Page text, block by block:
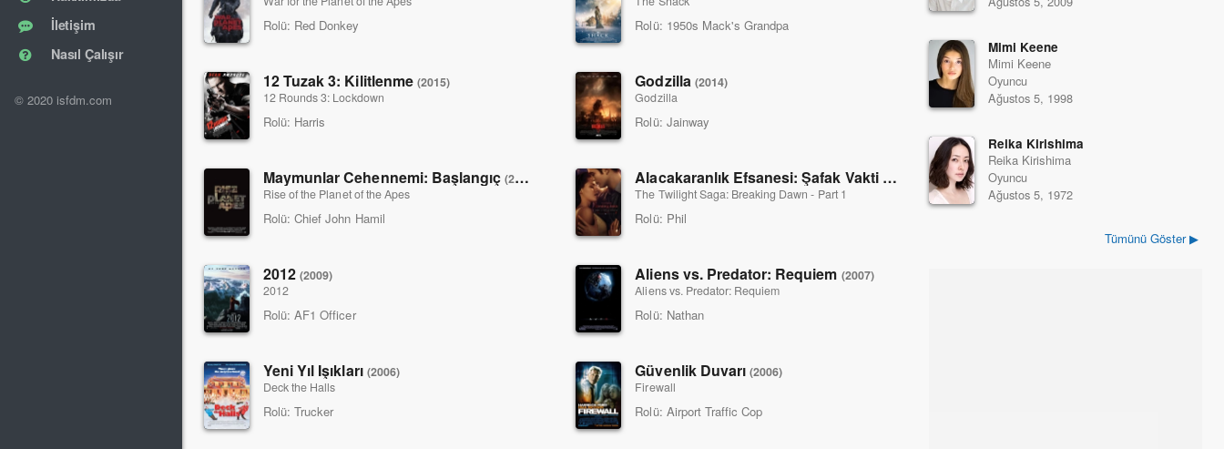
İletişim
Nasıl Çalışır
© 2020 isfdm.com
Rolü: Red Donkey Rolü: 1950s Mack's Grandpa
12 Tuzak 3: Kilitlenme (2015)
12 Rounds 3: Lockdown
Rolü: Harris
Godzilla (2014)
Godzilla
Rolü: Jainway
Maymunlar Cehennemi: Başlangıç(2011)
Rise of the Planet of the Apes
Rolü: Chief John Hamil
Alacakaranlık Efsanesi: Şafak Vakti Bölüm 1
(2011)
The Twilight Saga: Breaking Dawn - Part 1
Rolü: Phil
2012(2009)
2012
Rolü: AF1 Officer
Aliens vs. Predator: Requiem (2007)
Aliens vs. Predator: Requiem
Rolü: Nathan
Yeni Yıl Işıkları (2006)
Deck the Halls
Rolü: Trucker
Güvenlik Duvarı(2006)
Firewall
Rolü: Airport Traffic Cop
Mimi Keene
Mimi Keene
Oyuncu
Ağustos 5, 1998
Reika Kirishima
Reika Kirishima
Oyuncu
Ağustos 5, 1972
Tümünü Göster ▶